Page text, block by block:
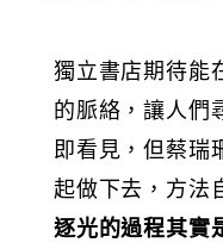
獨立書店期待能
的脈絡，讓人們
即看見，但蔡瑞
起做下去，方法
逐光的過程其實